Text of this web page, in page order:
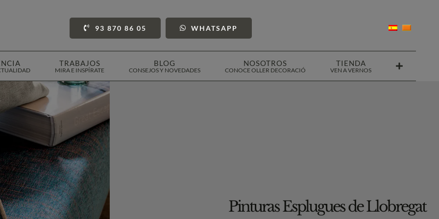
93 870 86 05 WHATSAPP
TRABAJOS
MIRA E INSPÍRATE
BLOG
CONSEJOS Y NOVEDADES
NOSOTROS
CONOCE OLLER DECORACIÓ
TIENDA
VEN A VERNOS
Pinturas Esplugues de Llobregat